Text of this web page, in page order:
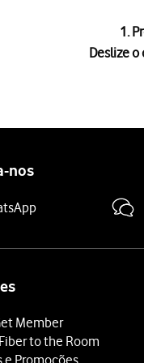
1.
Deslize o
nos
Member
to the Room
e Promoções